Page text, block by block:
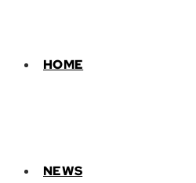
HOME
NEWS